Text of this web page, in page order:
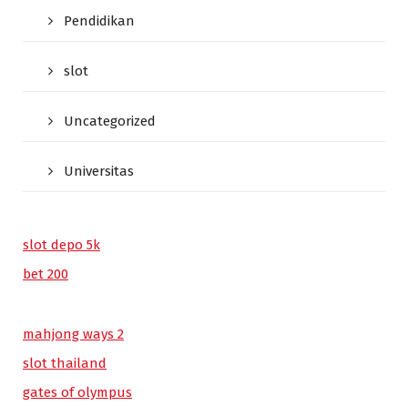
Pendidikan
slot
Uncategorized
Universitas
slot depo 5k
bet 200
mahjong ways 2
slot thailand
gates of olympus